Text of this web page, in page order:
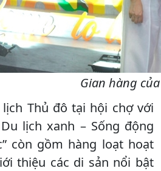
Gian hàng
Thủ đô tại hội chợ với
lịch xanh – Sống động
còn gồm hàng loạt hoạt
thiệu các di sản nổi bật